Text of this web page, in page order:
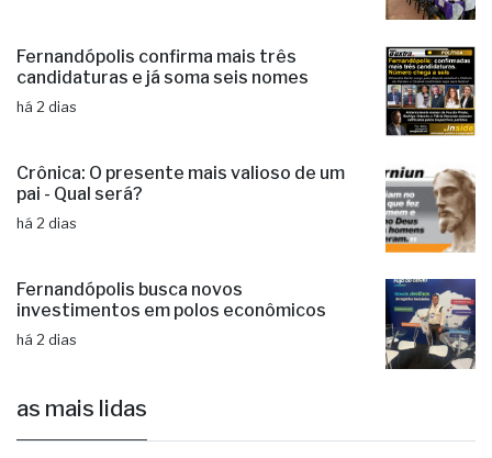
Fernandópolis confirma mais três
candidaturas e já soma seis nomes
há 2 dias
Crônica: O presente mais valioso de um
pai - Qual será?
há 2 dias
Fernandópolis busca novos
investimentos em polos econômicos
há 2 dias
as mais lidas